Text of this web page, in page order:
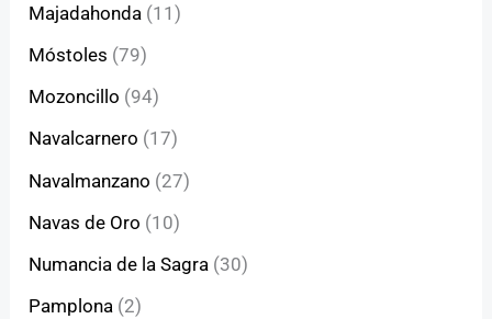
Majadahonda (11)
Móstoles (79)
Mozoncillo (94)
Navalcarnero (17)
Navalmanzano (27)
Navas de Oro (10)
Numancia de la Sagra (30)
Pamplona (2)